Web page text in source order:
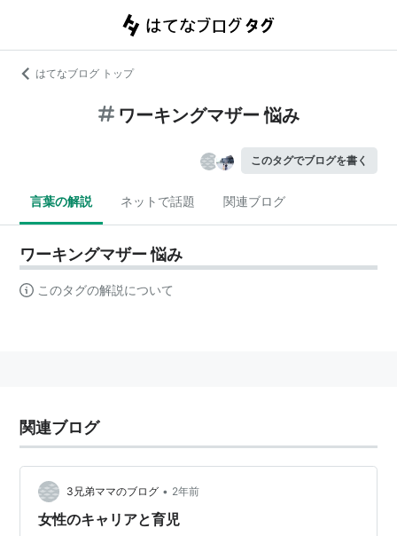
はてなブログ トップ
ワーキングマザー 悩み
このタグでブログを書く
言葉の解説 ネットで話題 関連ブログ
ワーキングマザー 悩み
このタグの解説について
関連ブログ
3兄弟ママのブログ • 2年前
女性のキャリアと育児